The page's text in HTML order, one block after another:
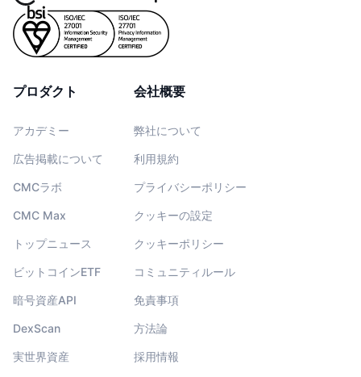
プロダクト
アカデミー
広告掲載について
CMCラボ
CMC Max
トップニュース
ビットコインETF
暗号資産API
DexScan
実世界資産
会社概要
弊社について
利用規約
プライバシーポリシー
クッキーの設定
クッキーポリシー
コミュニティルール
免責事項
方法論
採用情報